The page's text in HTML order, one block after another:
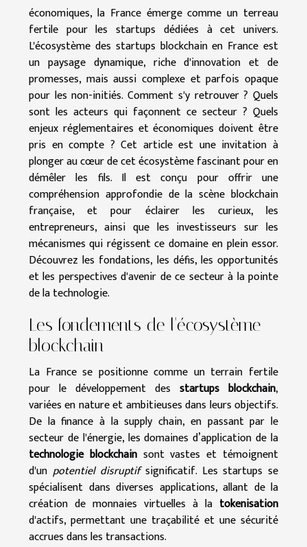
économiques, la France émerge comme un terreau
fertile pour les startups dédiées à cet univers.
L'écosystème des startups blockchain en France est
un paysage dynamique, riche d'innovation et de
promesses, mais aussi complexe et parfois opaque
pour les non-initiés. Comment s'y retrouver ? Quels
sont les acteurs qui façonnent ce secteur ? Quels
enjeux réglementaires et économiques doivent être
pris en compte ? Cet article est une invitation à
plonger au cœur de cet écosystème fascinant pour en
démêler les fils. Il est conçu pour offrir une
compréhension approfondie de la scène blockchain
française, et pour éclairer les curieux, les
entrepreneurs, ainsi que les investisseurs sur les
mécanismes qui régissent ce domaine en plein essor.
Découvrez les fondations, les défis, les opportunités
et les perspectives d'avenir de ce secteur à la pointe
de la technologie.
Les fondements de l'écosystème
blockchain
La France se positionne comme un terrain fertile
pour le développement des startups blockchain,
variées en nature et ambitieuses dans leurs objectifs.
De la finance à la supply chain, en passant par le
secteur de l'énergie, les domaines d’application de la
technologie blockchainsont vastes et témoignent
d'un potentiel disruptifsignificatif. Les startups se
spécialisent dans diverses applications, allant de la
création de monnaies virtuelles à la tokenisation
d'actifs, permettant une traçabilité et une sécurité
accrues dans les transactions.